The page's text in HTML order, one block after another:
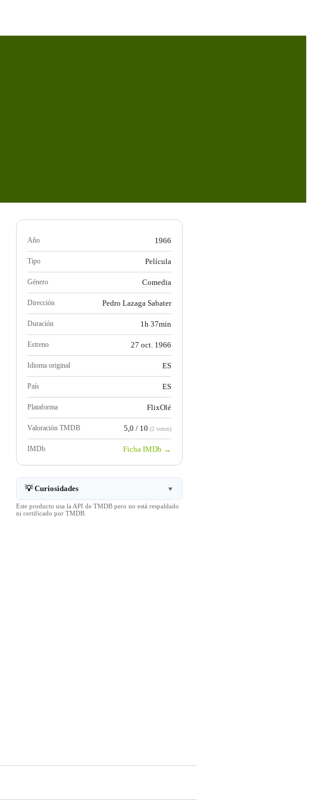
Año 1966
Tipo Película
Género Comedia
Dirección Pedro Lazaga Sabater
Duración 1h 37min
Estreno 27 oct. 1966
Idioma original ES
País ES
Plataforma FlixOlé
Valoración TMDB 5,0 / 10 (2 votos)
IMDb Ficha IMDb →
💡 Curiosidades ▼
Este producto usa la API de TMDB pero no está respaldado
ni certificado por TMDB.